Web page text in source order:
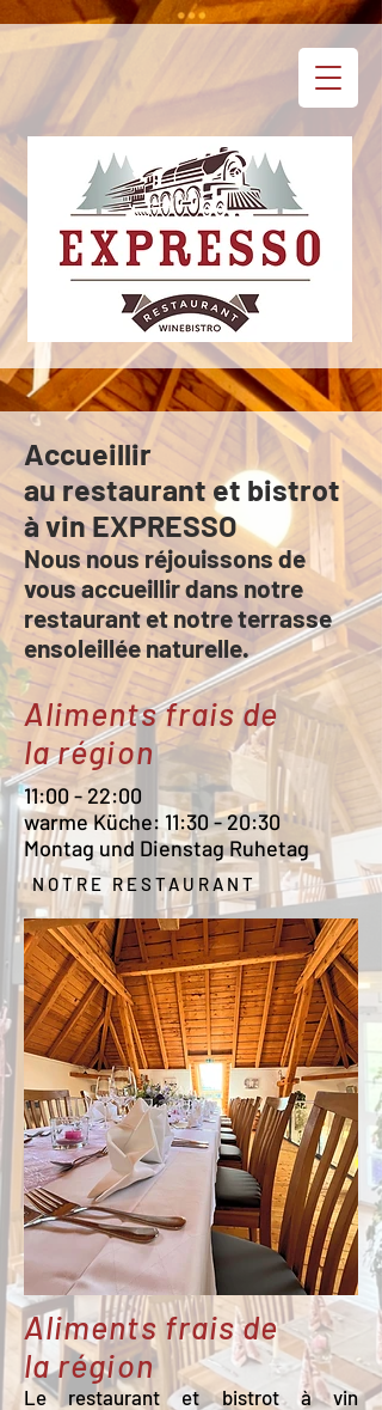
Accueillir
au restaurant et bistrot
à vin EXPRESSO
Nous nous réjouissons de
vous accueillir dans notre
restaurant et notre terrasse
ensoleillée naturelle.
Aliments frais de
la région
11:00 - 22:00
warme Küche: 11:30 - 20:30
Montag und Dienstag Ruhetag
NOTRE RESTAURANT
Aliments frais de
la région
Le restaurant et bistrot à vin